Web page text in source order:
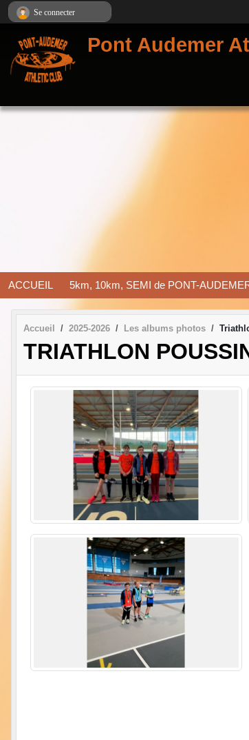
Pont Audemer
ACCUEIL 5km, 10km, SEMI de PONT-
Accueil 2025-2026 Les albums photos
TRIATHLON
Se connecter
Panneau de gestion des cookies